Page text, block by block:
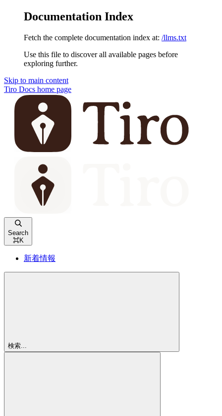
Documentation Index
Fetch the complete documentation index at: /llms.txt
Use this file to discover all available pages before
exploring further.
Skip to main content
Tiro Docs home page
Search
⌘K
新着情報
検索...